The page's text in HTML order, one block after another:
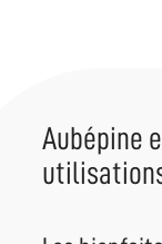
Aubépine